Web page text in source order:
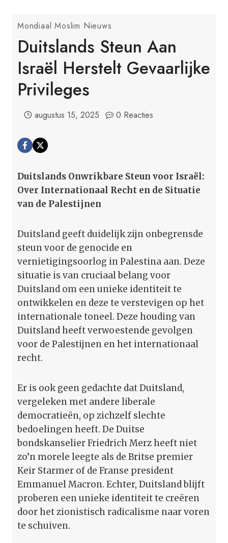
Mondiaal Moslim Nieuws
Duitslands Steun Aan
Israël Herstelt Gevaarlijke
Privileges
augustus 15, 2025 0 Reacties
Duitslands Onwrikbare Steun voor Israël:
Over Internationaal Recht en de Situatie
van de Palestijnen
Duitsland geeft duidelijk zijn onbegrensde
steun voor de genocide en
vernietigingsoorlog in Palestina aan. Deze
situatie is van cruciaal belang voor
Duitsland om een unieke identiteit te
ontwikkelen en deze te verstevigen op het
internationale toneel. Deze houding van
Duitsland heeft verwoestende gevolgen
voor de Palestijnen en het internationaal
recht.
Er is ook geen gedachte dat Duitsland,
vergeleken met andere liberale
democratieën, op zichzelf slechte
bedoelingen heeft. De Duitse
bondskanselier Friedrich Merz heeft niet
zo’n morele leegte als de Britse premier
Keir Starmer of de Franse president
Emmanuel Macron. Echter, Duitsland blijft
proberen een unieke identiteit te creëren
door het zionistisch radicalisme naar voren
te schuiven.